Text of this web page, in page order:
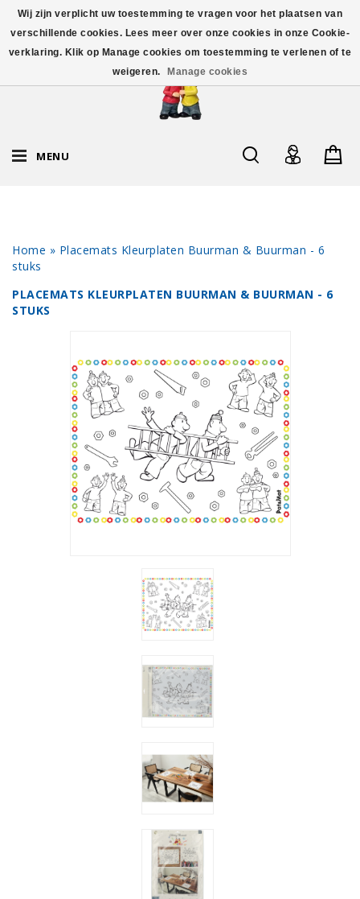
MENU
Home » Placemats Kleurplaten Buurman & Buurman - 6
stuks
PLACEMATS KLEURPLATEN BUURMAN & BUURMAN - 6
STUKS
Wij zijn verplicht uw toestemming te vragen voor het plaatsen van
verschillende cookies. Lees meer over onze cookies in onze Cookie-
verklaring. Klik op Manage cookies om toestemming te verlenen of te
weigeren.
Manage cookies